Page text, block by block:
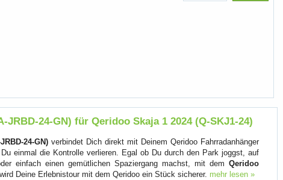
JRBD-24-GN) für Qeridoo Skaja 1 2024 (Q-SKJ1-24)
24-GN)verbindet Dich direkt mit Deinem Qeridoo Fahrradanhänger
einmal die Kontrolle verlieren. Egal ob Du durch den Park joggst, auf
einfach einen gemütlichen Spaziergang machst, mit demQeridoo
wird Deine Erlebnistour mit dem Qeridoo ein Stück sicherer. mehr lesen »